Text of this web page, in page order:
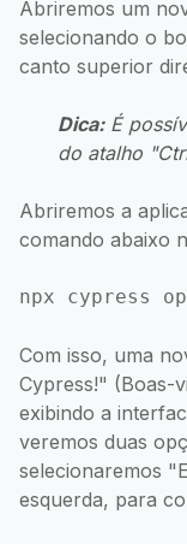
Abriremos um
selecionando o
canto superior
Dica:É
do atalho
Abriremos a
comando abaixo
npx cypress
Com isso, uma
Cypress!" (Boas-
exibindo a
veremos duas
selecionaremos
esquerda, para